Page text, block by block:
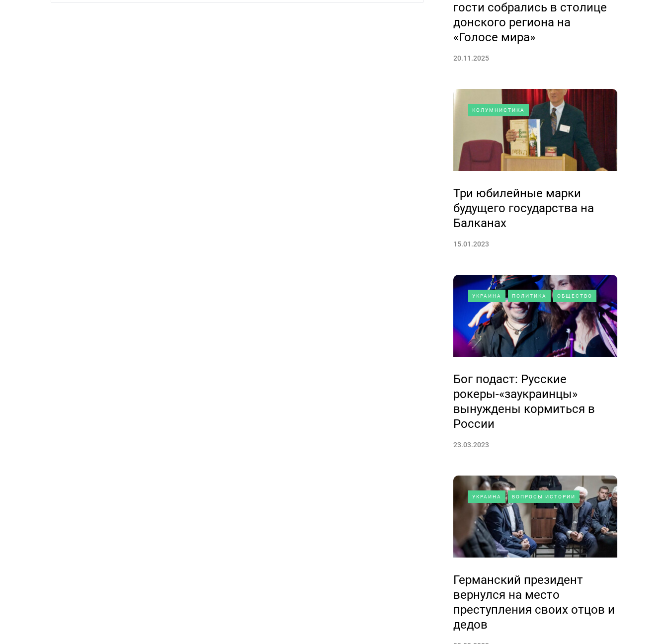
гости собрались в столице
донского региона на
«Голосе мира»
20.11.2025
КОЛУМНИСТИКА
Три юбилейные марки
будущего государства на
Балканах
15.01.2023
УКРАИНА ПОЛИТИКА ОБЩЕСТВО
Бог подаст: Русские
рокеры-«заукраинцы»
вынуждены кормиться в
России
23.03.2023
УКРАИНА ВОПРОСЫ ИСТОРИИ
Германский президент
вернулся на место
преступления своих отцов и
дедов